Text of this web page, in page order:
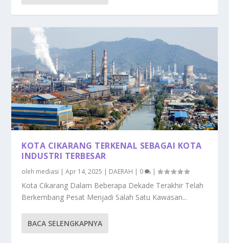
KOTA CIKARANG TERKENAL SEBAGAI KOTA
INDUSTRI TERBESAR
oleh mediasi |Apr 14, 2025 | DAERAH | 0 |
Kota Cikarang Dalam Beberapa Dekade Terakhir Telah
Berkembang Pesat Menjadi Salah Satu Kawasan...
BACA SELENGKAPNYA